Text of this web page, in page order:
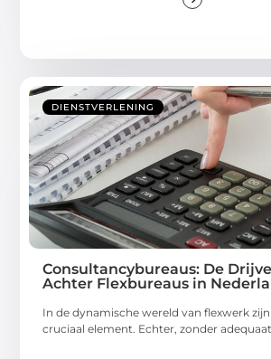
DIENSTVERLENING
Consultancybureaus: De
Achter Flexbureaus in
In de dynamische wereld van flexwerk
cruciaal element. Echter, zonder